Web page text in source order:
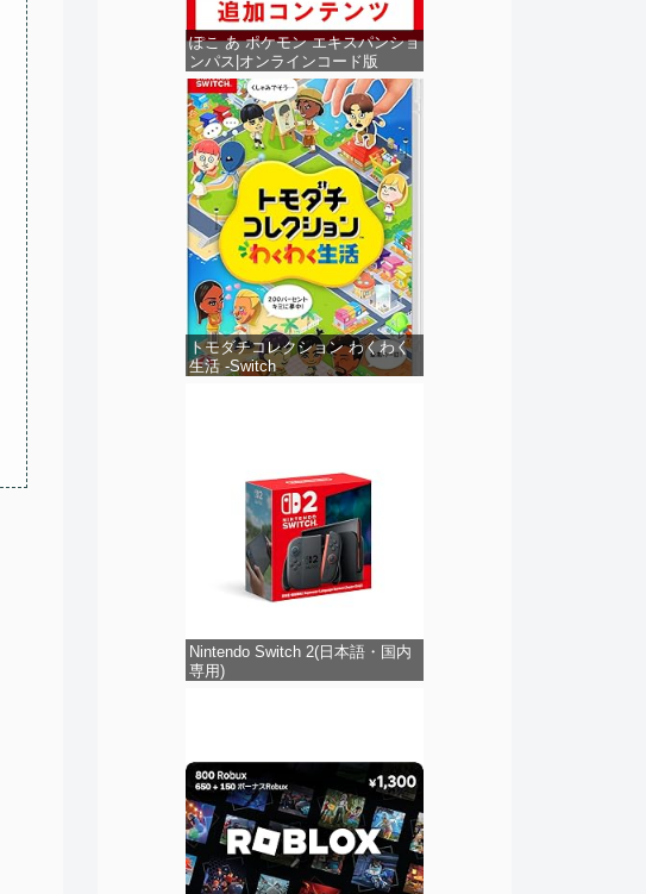
ぽこ あ ポケモン エキスパンショ
ンパス|オンラインコード版
トモダチコレクション わくわく
生活 -Switch
Nintendo Switch 2(日本語・国内
専用)